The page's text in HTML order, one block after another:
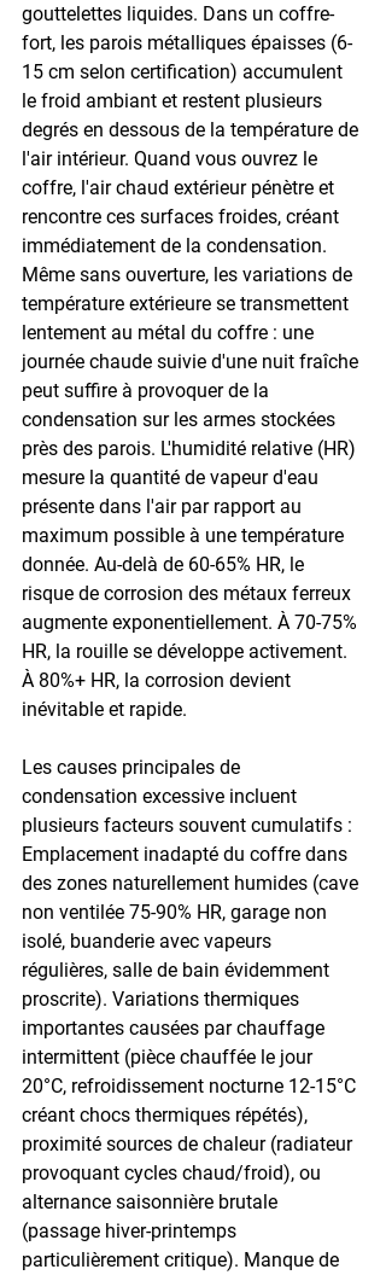
gouttelettes liquides. Dans un coffre-
fort, les parois métalliques épaisses (6-
15 cm selon certification) accumulent
le froid ambiant et restent plusieurs
degrés en dessous de la température de
l'air intérieur. Quand vous ouvrez le
coffre, l'air chaud extérieur pénètre et
rencontre ces surfaces froides, créant
immédiatement de la condensation.
Même sans ouverture, les variations de
température extérieure se transmettent
lentement au métal du coffre : une
journée chaude suivie d'une nuit fraîche
peut suffire à provoquer de la
condensation sur les armes stockées
près des parois. L'humidité relative (HR)
mesure la quantité de vapeur d'eau
présente dans l'air par rapport au
maximum possible à une température
donnée. Au-delà de 60-65% HR, le
risque de corrosion des métaux ferreux
augmente exponentiellement. À 70-75%
HR, la rouille se développe activement.
À 80%+ HR, la corrosion devient
inévitable et rapide.
Les causes principales de
condensation excessive incluent
plusieurs facteurs souvent cumulatifs :
Emplacement inadapté du coffre dans
des zones naturellement humides (cave
non ventilée 75-90% HR, garage non
isolé, buanderie avec vapeurs
régulières, salle de bain évidemment
proscrite). Variations thermiques
importantes causées par chauffage
intermittent (pièce chauffée le jour
20°C, refroidissement nocturne 12-15°C
créant chocs thermiques répétés),
proximité sources de chaleur (radiateur
provoquant cycles chaud/froid), ou
alternance saisonnière brutale
(passage hiver-printemps
particulièrement critique). Manque de